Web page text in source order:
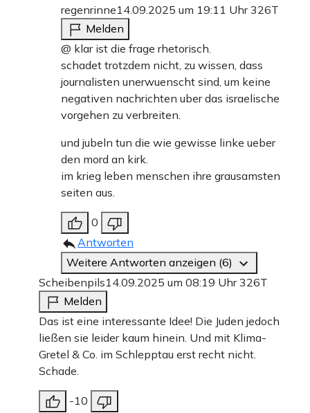
regenrinne14.09.2025 um 19:11 Uhr326T
Melden
@ klar ist die frage rhetorisch.
schadet trotzdem nicht, zu wissen, dass
journalisten unerwuenscht sind, um keine
negativen nachrichten uber das israelische
vorgehen zu verbreiten.
und jubeln tun die wie gewisse linke ueber
den mord an kirk.
im krieg leben menschen ihre grausamsten
seiten aus.
0
Antworten
Weitere Antworten anzeigen (6)
Scheibenpils14.09.2025 um 08:19 Uhr326T
Melden
Das ist eine interessante Idee! Die Juden jedoch
ließen sie leider kaum hinein. Und mit Klima-
Gretel & Co. im Schlepptau erst recht nicht.
Schade.
-10